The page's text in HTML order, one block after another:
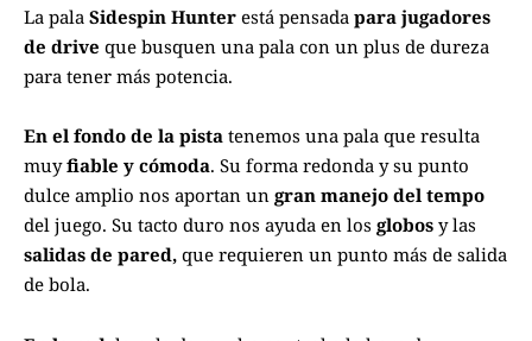
La pala Sidespin Hunter está pensada para jugadores
de drive que busquen una pala con un plus de dureza
para tener más potencia.
En el fondo de la pista tenemos una pala que resulta
muyfiable y cómoda. Su forma redonda y su punto
dulce amplio nos aportan un gran manejo del tempo
del juego. Su tacto duro nos ayuda en los globos y las
salidas de pared, que requieren un punto más de salida
de bola.